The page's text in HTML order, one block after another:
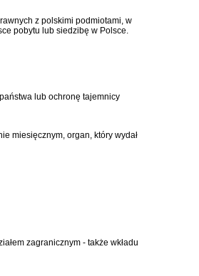
z polskimi podmiotami, w
pobytu lub siedzibę w Polsce.
lub ochronę tajemnicy
miesięcznym, organ, który wydał
zagranicznym - także wkładu